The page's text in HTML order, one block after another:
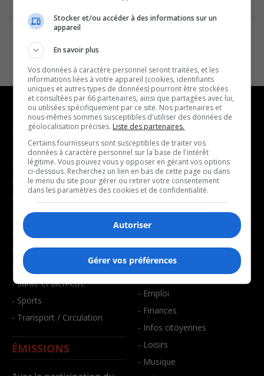
NOUVELLES
- Affaires municipales
- Communauté / Social
- Culture
- Économie
- Éducation
- Environnement
- Faits divers
- Santé et bien-être
- Sports
- Transport / Circulation
ÉMISSIONS
MUSIQUE
- Décompte franco
- Joué récemment
BALADOS
- Art de vivre
- Bien-être
- Emploi
- Finances
- Infos citoyennes
- Loisirs
- Musique
Stocker et/ou accéder à des informations sur un
appareil
En savoir plus
Vos données à caractère personnel seront traitées, et les
informations liées à votre appareil (cookies, identifiants
uniques et autres types de données) pourront être stockées
et consultées par 66 partenaires, ainsi que partagées avec lui,
ou utilisées spécifiquement par ce site. Nos partenaires et
nous-mêmes sommes susceptibles d'utiliser des données de
géolocalisation précises. Liste des partenaires.
Certains fournisseurs sont susceptibles de traiter vos
données à caractère personnel sur la base de l'intérêt
légitime. Vous pouvez vous y opposer en gérant vos options
ci-dessous. Recherchez un lien en bas de cette page ou dans
le menu du site pour gérer ou retirer votre consentement
dans les paramètres des cookies et de confidentialité.
Autoriser
Gérer vos préférences